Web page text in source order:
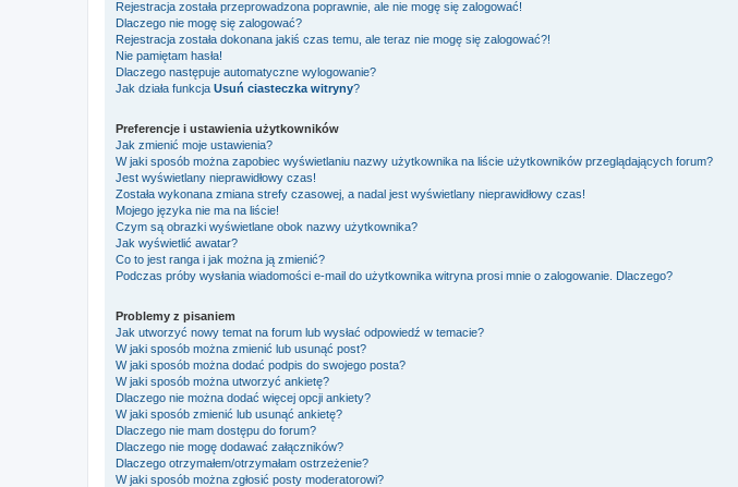
Rejestracja została przeprowadzona poprawnie, ale nie mogę się zalogować!
Dlaczego nie mogę się zalogować?
Rejestracja została dokonana jakiś czas temu, ale teraz nie mogę się zalogować?!
Nie pamiętam hasła!
Dlaczego następuje automatyczne wylogowanie?
Jak działa funkcja Usuń ciasteczka witryny?
Preferencje i ustawienia użytkowników
Jak zmienić moje ustawienia?
W jaki sposób można zapobiec wyświetlaniu nazwy użytkownika na liście użytkowników przeglądających forum?
Jest wyświetlany nieprawidłowy czas!
Została wykonana zmiana strefy czasowej, a nadal jest wyświetlany nieprawidłowy czas!
Mojego języka nie ma na liście!
Czym są obrazki wyświetlane obok nazwy użytkownika?
Jak wyświetlić awatar?
Co to jest ranga i jak można ją zmienić?
Podczas próby wysłania wiadomości e-mail do użytkownika witryna prosi mnie o zalogowanie. Dlaczego?
Problemy z pisaniem
Jak utworzyć nowy temat na forum lub wysłać odpowiedź w temacie?
W jaki sposób można zmienić lub usunąć post?
W jaki sposób można dodać podpis do swojego posta?
W jaki sposób można utworzyć ankietę?
Dlaczego nie można dodać więcej opcji ankiety?
W jaki sposób zmienić lub usunąć ankietę?
Dlaczego nie mam dostępu do forum?
Dlaczego nie mogę dodawać załączników?
Dlaczego otrzymałem/otrzymałam ostrzeżenie?
W jaki sposób można zgłosić posty moderatorowi?